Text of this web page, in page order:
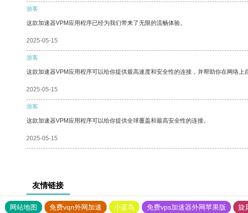
游客
这款加速器VPM应用程序已经为我们带来了无限的流畅体验。
2025-05-15
游客
这款加速器VPM应用程序可以给你提供最高速度和安全性的连接，并帮助你在网络上
2025-05-15
游客
这款加速器VPM应用程序可以给你提供全球覆盖和最高安全性的连接。
2025-05-15
友情链接
网站地图 免费vqn外网加速 小蓝鸟 免费vps加速器外网苹果版 旋